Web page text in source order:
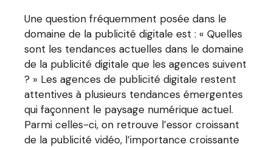
Une question fréquemment posée dans le
domaine de la publicité digitale est : « Quelles
sont les tendances actuelles dans le domaine
de la publicité digitale que les agences suivent
? » Les agences de publicité digitale restent
attentives à plusieurs tendances émergentes
qui façonnent le paysage numérique actuel.
Parmi celles-ci, on retrouve l’essor croissant
de la publicité vidéo, l’importance croissante